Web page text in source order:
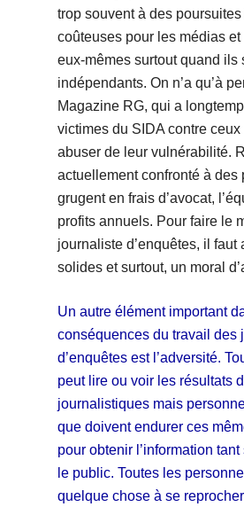
trop souvent à des
coûteuses pour les médias
eux-mêmes surtout quand ils
indépendants. On n’a qu’à
Magazine RG, qui a
victimes du SIDA contre
abuser de leur vulnérabilité.
actuellement confronté à des
grugent en frais d’avocat,
profits annuels. Pour faire le
journaliste d’enquêtes, il faut
solides et surtout, un moral
Un autre élément important
conséquences du travail des
d’enquêtes est l’adversité.
peut lire ou voir les résultats
journalistiques mais
que doivent endurer ces
pour obtenir l’information
le public. Toutes les
quelque chose à se